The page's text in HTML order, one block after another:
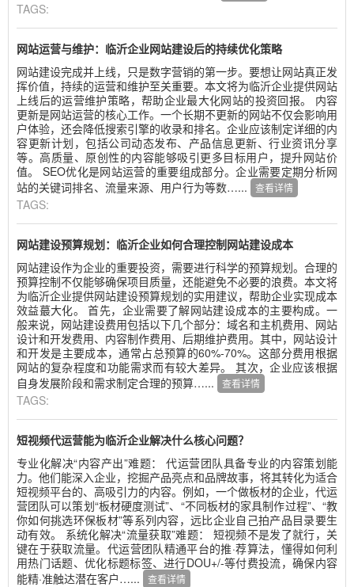
TAGS:
网站运营与维护：临沂企业网站建设后的持续优化策略
网站建设完成并上线，只是数字营销的第一步。要想让网站真正发
挥价值，持续的运营和维护至关重要。本文将为临沂企业提供网站
上线后的运营维护策略，帮助企业最大化网站的投资回报。 内容
更新是网站运营的核心工作。一个长期不更新的网站不仅会影响用
户体验，还会降低搜索引擎的收录和排名。企业应该制定详细的内
容更新计划，包括公司动态发布、产品信息更新、行业资讯分享
等。高质量、原创性的内容能够吸引更多目标用户，提升网站价
值。 SEO优化是网站运营的重要组成部分。企业需要定期分析网
站的关键词排名、流量来源、用户行为等数…...
查看详情
TAGS:
网站建设预算规划：临沂企业如何合理控制网站建设成本
网站建设作为企业的重要投资，需要进行科学的预算规划。合理的
预算控制不仅能够确保项目质量，还能避免不必要的浪费。本文将
为临沂企业提供网站建设预算规划的实用建议，帮助企业实现成本
效益蕞大化。 首先，企业需要了解网站建设成本的主要构成。一
般来说，网站建设费用包括以下几个部分：域名和主机费用、网站
设计和开发费用、内容制作费用、后期维护费用。其中，网站设计
和开发是主要成本，通常占总预算的60%-70%。这部分费用根据
网站的复杂程度和功能需求而有较大差异。 其次，企业应该根据
自身发展阶段和需求制定合理的预算…...
查看详情
TAGS:
短视频代运营能为临沂企业解决什么核心问题？
专业化解决“内容产出”难题： 代运营团队具备专业的内容策划能
力。他们能深入企业，挖掘产品亮点和品牌故事，将其转化为适合
短视频平台的、高吸引力的内容。例如，一个做板材的企业，代运
营团队可以策划“板材硬度测试”、“不同板材的家具制作过程”、“教
你如何挑选环保板材”等系列内容，远比企业自己拍产品目录要生
动有效。 系统化解决“流量获取”难题： 短视频不是发了就行，关
键在于获取流量。代运营团队精通平台的推·荐算法，懂得如何利
用热门话题、优化标题标签、进行DOU+/-等付费投流，确保内容
能精·准触达潜在客户…...
查看详情